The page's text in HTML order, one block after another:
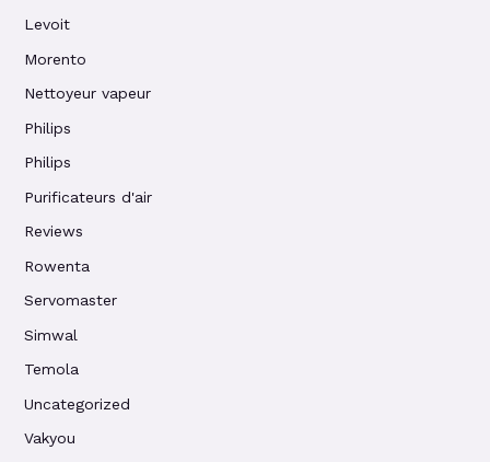
Levoit
Morento
Nettoyeur vapeur
Philips
Philips
Purificateurs d'air
Reviews
Rowenta
Servomaster
Simwal
Temola
Uncategorized
Vakyou